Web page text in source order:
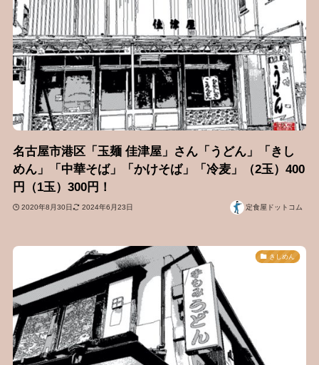
名古屋市港区「玉麺 佳津屋」さん「うどん」「きし
めん」「中華そば」「かけそば」「冷麦」（2玉）400
円（1玉）300円！
2020年8月30日 2024年6月23日 定食屋ドットコム
きしめん